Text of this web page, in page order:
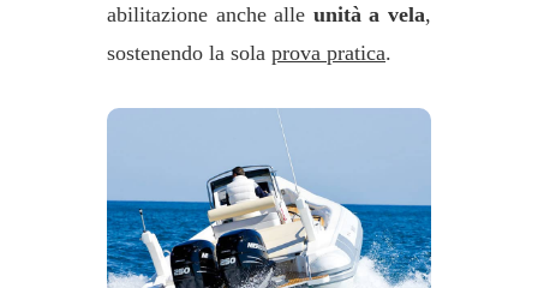
abilitazione anche alle unità a vela,
sostenendo la sola prova pratica.